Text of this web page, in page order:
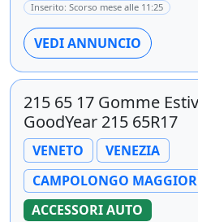
Inserito: Scorso mese alle 11:25
VEDI ANNUNCIO
215 65 17 Gomme
GoodYear 215 65R17
VENETO
VENEZIA
CAMPOLONGO
ACCESSORI AUTO